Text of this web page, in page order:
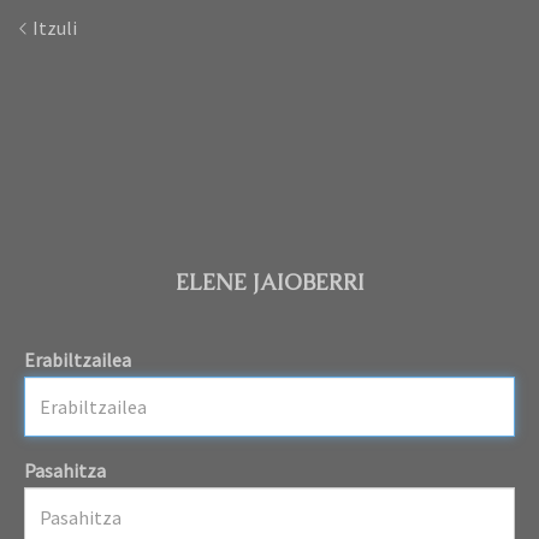
Itzuli
ELENE JAIOBERRI
Erabiltzailea
Pasahitza